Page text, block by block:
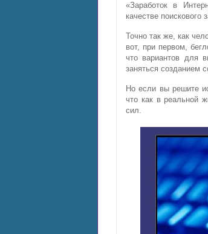
«Заработок в
качестве поискового
Точно так же, как
вот, при первом,
что вариантов для
заняться созданием
Но если вы решите
что как в реальной
сил.